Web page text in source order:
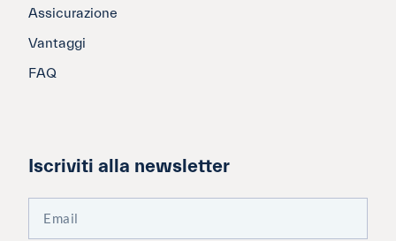
Assicurazione
Vantaggi
FAQ
Iscriviti alla newsletter